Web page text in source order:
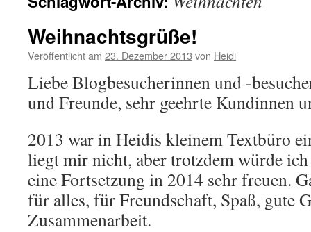
Weihnachtsgrüße!
Veröffentlicht am 23. Dezember 2013 von Heidi
Liebe Blogbesucherinnen und -
und Freunde, sehr geehrte Kundinnen
2013 war in Heidis kleinem Textbüro
liegt mir nicht, aber trotzdem würde
eine Fortsetzung in 2014 sehr freuen.
für alles, für Freundschaft, Spaß, gute
Zusammenarbeit.